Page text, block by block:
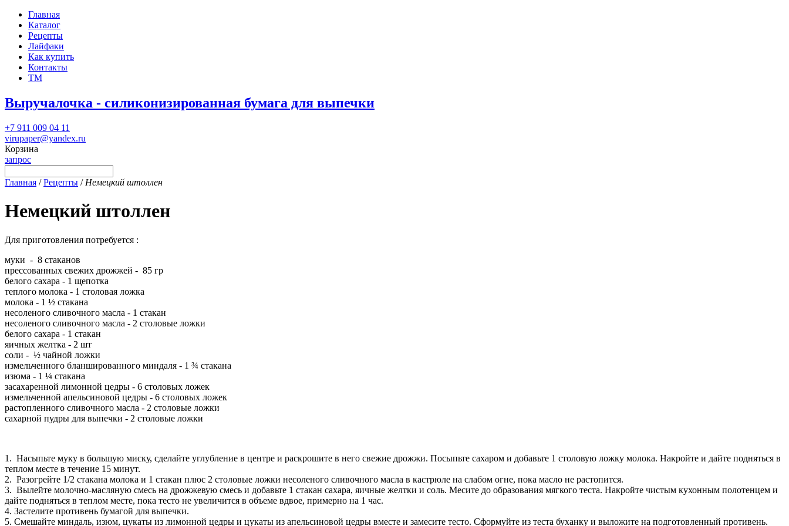
Главная
Каталог
Рецепты
Лайфаки
Как купить
Контакты
ТМ
Выручалочка - силиконизированная бумага для выпечки
+7 911 009 04 11
virupaper@yandex.ru
Корзина
запрос
Главная /Рецепты / Немецкий штоллен
Немецкий штоллен
Для приготовления потребуется :
муки - 8 стаканов
прессованных свежих дрожжей - 85 гр
белого сахара - 1 щепотка
теплого молока - 1 столовая ложка
молока - 1 ½ стакана
несоленого сливочного масла - 1 стакан
несоленого сливочного масла - 2 столовые ложки
белого сахара - 1 стакан
яичных желтка - 2 шт
соли - ½ чайной ложки
измельченного бланшированного миндаля - 1 ¾ стакана
изюма - 1 ¼ стакана
засахаренной лимонной цедры - 6 столовых ложек
измельченной апельсиновой цедры - 6 столовых ложек
растопленного сливочного масла - 2 столовые ложки
сахарной пудры для выпечки - 2 столовые ложки
1. Насыпьте муку в большую миску, сделайте углубление в центре и раскрошите в него свежие дрожжи. Посыпьте сахаром и добавьте 1 столовую ложку молока. Накройте и дайте подняться в
теплом месте в течение 15 минут.
2. Разогрейте 1/2 стакана молока и 1 стакан плюс 2 столовые ложки несоленого сливочного масла в кастрюле на слабом огне, пока масло не растопится.
3. Вылейте молочно-масляную смесь на дрожжевую смесь и добавьте 1 стакан сахара, яичные желтки и соль. Месите до образования мягкого теста. Накройте чистым кухонным полотенцем и
дайте подняться в теплом месте, пока тесто не увеличится в объеме вдвое, примерно на 1 час.
4. Застелите противень бумагой для выпечки.
5. Смешайте миндаль, изюм, цукаты из лимонной цедры и цукаты из апельсиновой цедры вместе и замесите тесто. Сформуйте из теста буханку и выложите на подготовленный противень.